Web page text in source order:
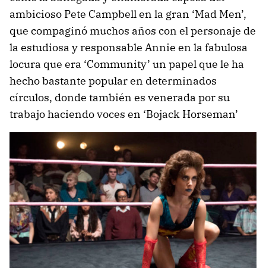
ambicioso Pete Campbell en la gran ‘Mad Men’,
que compaginó muchos años con el personaje de
la estudiosa y responsable Annie en la fabulosa
locura que era ‘Community’ un papel que le ha
hecho bastante popular en determinados
círculos, donde también es venerada por su
trabajo haciendo voces en ‘Bojack Horseman’